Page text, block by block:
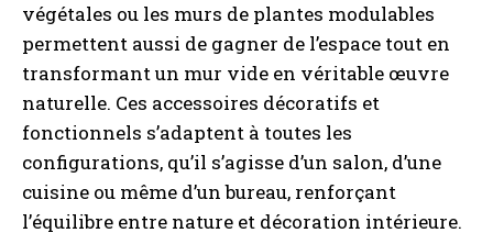
végétales ou les murs de plantes modulables
permettent aussi de gagner de l’espace tout en
transformant un mur vide en véritable œuvre
naturelle. Ces accessoires décoratifs et
fonctionnels s’adaptent à toutes les
configurations, qu’il s’agisse d’un salon, d’une
cuisine ou même d’un bureau, renforçant
l’équilibre entre nature et décoration intérieure.